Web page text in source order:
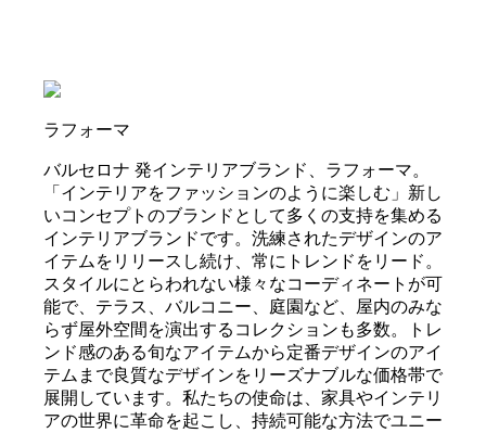
ラフォーマ
バルセロナ 発インテリアブランド、ラフォーマ。
「インテリアをファッションのように楽しむ」新し
いコンセプトのブランドとして多くの支持を集める
インテリアブランドです。洗練されたデザインのア
イテムをリリースし続け、常にトレンドをリード。
スタイルにとらわれない様々なコーディネートが可
能で、テラス、バルコニー、庭園など、屋内のみな
らず屋外空間を演出するコレクションも多数。トレ
ンド感のある旬なアイテムから定番デザインのアイ
テムまで良質なデザインをリーズナブルな価格帯で
展開しています。私たちの使命は、家具やインテリ
アの世界に革命を起こし、持続可能な方法でユニー